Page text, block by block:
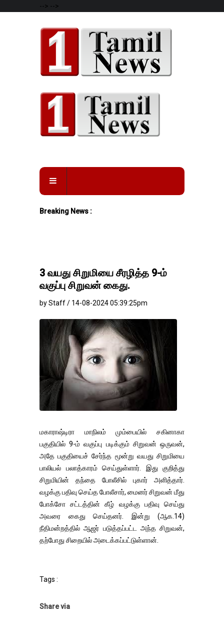
--> -->
Breaking News :
3 வயது சிறுமியை சீரழித்த 9-ம்
வகுப்பு சிறுவன் கைது.
by Staff / 14-08-2024 05:39:25pm
மகாராஷ்டிரா மாநிலம் மும்பையில் சகினாகா
பகுதியில் 9-ம் வகுப்பு படிக்கும் சிறுவன் ஒருவன்,
அதே பகுதியைச் சேர்ந்த மூன்று வயது சிறுமியை
பாலியல் பலாத்காரம் செய்துள்ளார். இது குறித்து
சிறுமியின் தந்தை போலீசில் புகார் அளித்தார்.
வழக்கு பதிவு செய்த போலீசார், மைனர் சிறுவன் மீது
போக்சோ சட்டத்தின் கீழ் வழக்கு பதிவு செய்து
அவரை கைது செய்தனர். இன்று (ஆக.14)
நீதிமன்றத்தில் ஆஜர் படுத்தப்பட்ட அந்த சிறுவன்,
தற்போது சிறையில் அடைக்கப்பட்டுள்ளான்.
Tags :
Share via